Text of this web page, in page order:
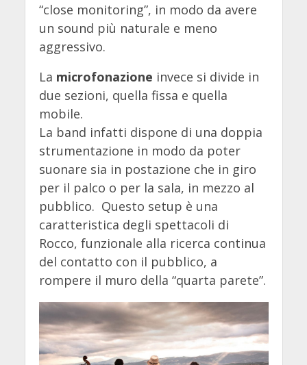
“close monitoring”, in modo da avere
un sound più naturale e meno
aggressivo.
La microfonazione invece si divide in
due sezioni, quella fissa e quella
mobile.
La band infatti dispone di una doppia
strumentazione in modo da poter
suonare sia in postazione che in giro
per il palco o per la sala, in mezzo al
pubblico. Questo setup è una
caratteristica degli spettacoli di
Rocco, funzionale alla ricerca continua
del contatto con il pubblico, a
rompere il muro della “quarta parete”.